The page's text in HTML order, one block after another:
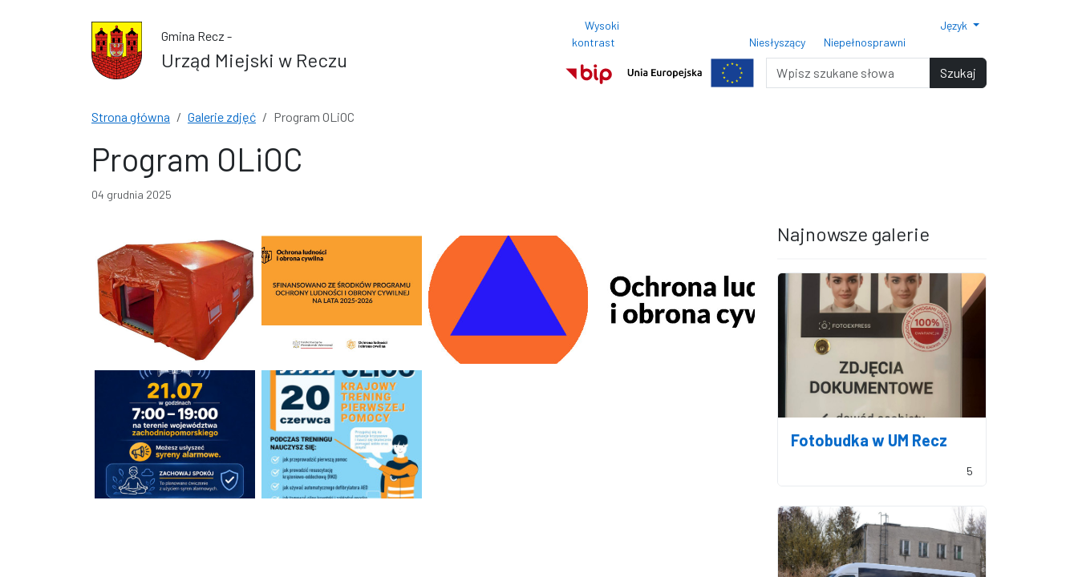
Przejdź do wyszukiwarki
Gmina Recz -
Urząd Miejski w Reczu
Wysoki
kontrast
Normalny rozmiar czcionki
Rozmiar czcionki 150%
Rozmiar czcionki 200%
Niesłyszący Niepełnosprawni
Język
Wyszukiwarka Szukaj
Strona główna Galerie zdjęć Program OLiOC
Program OLiOC
04 grudnia 2025
Program OLiOC Program OLiOC
Najnowsze galerie
Fotobudka w UM Recz
5